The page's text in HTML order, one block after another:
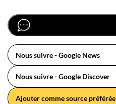
Nous suivre - Google News
Nous suivre - Google Discover
Ajouter comme source préférée